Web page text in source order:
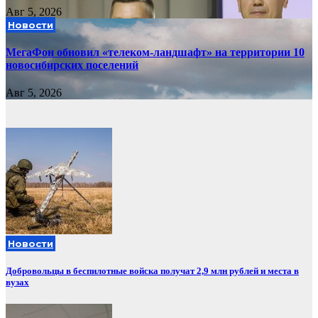
Авг 5, 2026
Новости
МегаФон обновил «телеком-ландшафт» на территории 10
новосибирских поселений
Авг 5, 2026
Новости
Добровольцы в беспилотные войска получат 2,9 млн рублей и места в
вузах